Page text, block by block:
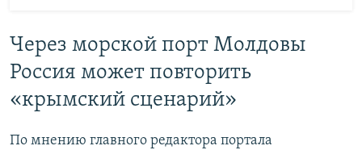
Через морской порт Молдовы
Россия может повторить
«крымский сценарий»
По мнению главного редактора портала